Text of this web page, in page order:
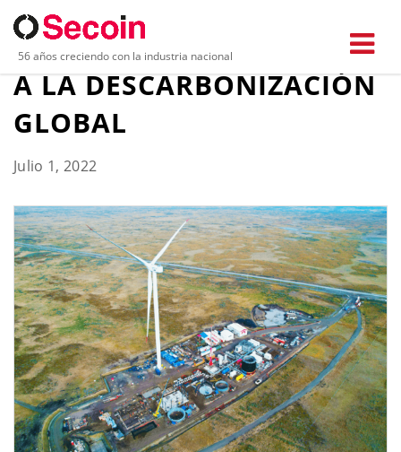
56 años creciendo con la industria nacional
BAKER HUGHES APUESTA
A LA DESCARBONIZACIÓN
GLOBAL
Julio 1, 2022